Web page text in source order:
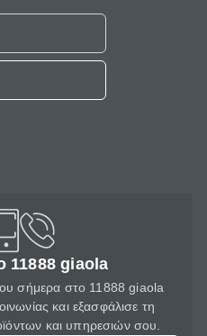
11888 giaola
σήμερα στο 11888 giaola
και εξασφάλισε τη
και υπηρεσιών σου.